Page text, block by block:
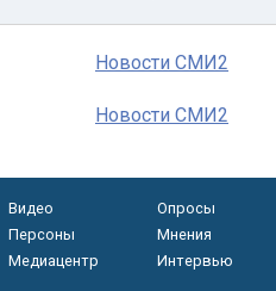
Новости СМИ2
Новости СМИ2
Видео Опросы
Персоны
Мнения
Медиацентр
Интервью